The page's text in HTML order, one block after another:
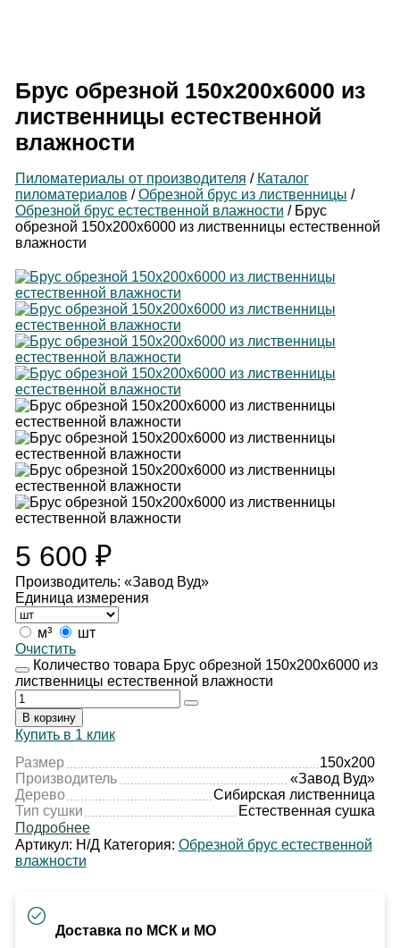
Брус обрезной 150х200х6000 из
лиственницы естественной
влажности
Пиломатериалы от производителя / Каталог
пиломатериалов / Обрезной брус из лиственницы /
Обрезной брус естественной влажности /Брус
обрезной 150х200х6000 из лиственницы естественной
влажности
5 600 ₽
Производитель: «Завод Вуд»
Единица измерения
м³
шт
Очистить
Количество товара Брус обрезной 150х200х6000 из
лиственницы естественной влажности
В корзину
Купить в 1 клик
Размер
150х200
Производитель
«Завод Вуд»
Дерево
Сибирская лиственница
Тип сушки
Естественная сушка
Подробнее
Артикул: Н/Д Категория: Обрезной брус естественной
влажности
Доставка по МСК и МО